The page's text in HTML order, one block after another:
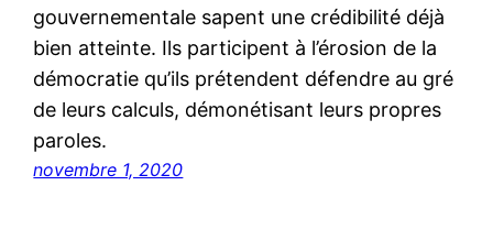
gouvernementale sapent une crédibilité déjà
bien atteinte. Ils participent à l’érosion de la
démocratie qu’ils prétendent défendre au gré
de leurs calculs, démonétisant leurs propres
paroles.
novembre 1, 2020